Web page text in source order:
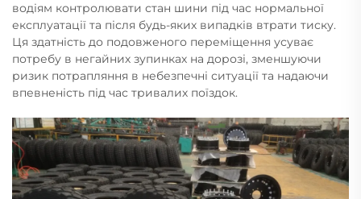
водіям контролювати стан шини під час нормальної
експлуатації та після будь-яких випадків втрати тиску.
Ця здатність до подовженого переміщення усуває
потребу в негайних зупинках на дорозі, зменшуючи
ризик потрапляння в небезпечні ситуації та надаючи
впевненість під час тривалих поїздок.